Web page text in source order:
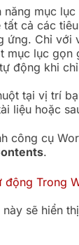
năng mục
tất cả các
ứng. Chỉ với
mục lục gọn
động khi
tại vị trí
liệu hoặc
công cụ
.
sẽ hiển